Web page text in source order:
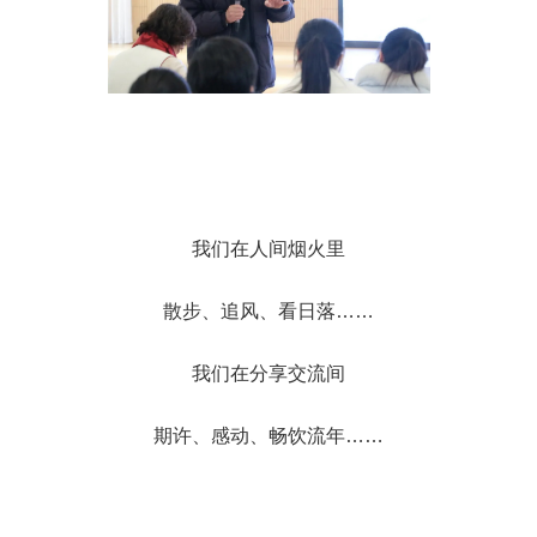
我们在人间烟火里
散步、追风、看日落……
我们在分享交流间
期许、感动、畅饮流年……